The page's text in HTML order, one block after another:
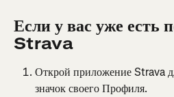
Если у вас уже есть
Strava
Открой приложение Strava
значок своего Профиля.